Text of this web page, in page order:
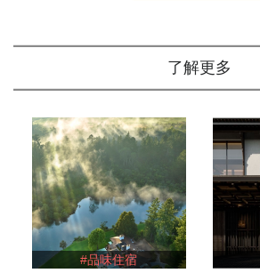
了解更多
#品味住宿